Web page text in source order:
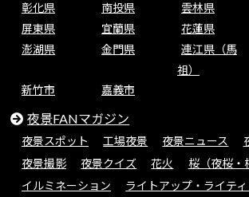
彰化県
南投県 雲林県
屏東県
宜蘭県 花蓮県
澎湖県
金門県
連江県（馬
祖）
新竹市 嘉義市
夜景FANマガジン
夜景スポット 工場夜景 夜景ニュース
夜景撮影
夜景クイズ 花火
桜（夜桜・
イルミネーション
ライトアップ・ライテ